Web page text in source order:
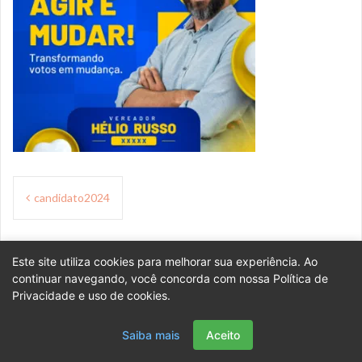
Navegação
Post
candidato2024
PoaDigital é orgulhosamente mantido comWordPress
Este site utiliza cookies para melhorar sua experiência. Ao
continuar navegando, você concorda com nossa Política de
Privacidade e uso de cookies.
Saiba mais Aceito
Política de Privacidade